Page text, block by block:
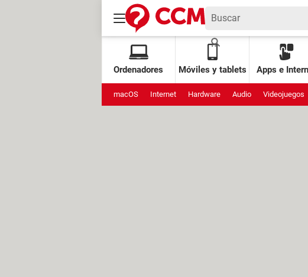
Ordenadores Móviles y tablets Apps e
macOS Internet Hardware Audio Videojuegos